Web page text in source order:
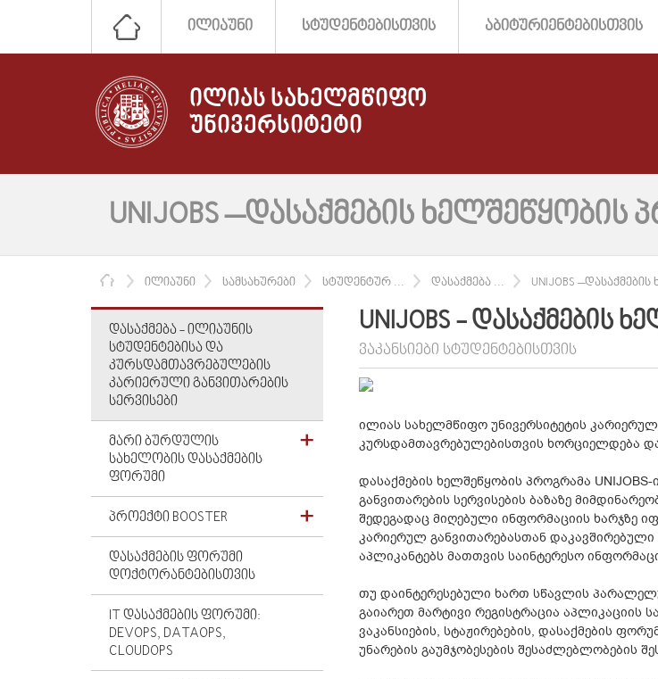
ᲘᲚᲘᲐᲣᲜᲘ ᲡᲢᲣᲓᲔᲜᲢᲔᲑᲘᲡᲗᲕᲘᲡ ᲐᲑᲘᲢᲣᲠᲘᲔᲜᲢᲔᲑᲘᲡᲗᲕᲘᲡ
ᲘᲚᲘᲐᲡ ᲡᲐᲮᲔᲚᲛᲬᲘᲤᲝ
ᲣᲜᲘᲕᲔᲠᲡᲘᲢᲔᲢᲘ
UNIJOBS –ᲓᲐᲡᲐᲥᲛᲔᲑᲘᲡ ᲮᲔᲚᲨᲔᲬᲧᲝᲑᲘᲡ
ᲛᲗᲐᲕᲐᲠᲘ
ᲘᲚᲘᲐᲣᲜᲘ ᲡᲐᲛᲡᲐᲮᲣᲠᲔᲑᲘ ᲡᲢᲣᲓᲔᲜᲢᲣᲠ ... ᲓᲐᲡᲐᲥᲛᲔᲑᲐ ... UNIJOBS
ᲓᲐᲡᲐᲥᲛᲔᲑᲐ - ᲘᲚᲘᲐᲣᲜᲘᲡ
ᲡᲢᲣᲓᲔᲜᲢᲔᲑᲘᲡᲐ ᲓᲐ
ᲙᲣᲠᲡᲓᲐᲛᲗᲐᲕᲠᲔᲑᲣᲚᲔᲑᲘᲡ
ᲙᲐᲠᲘᲔᲠᲣᲚᲘ ᲒᲐᲜᲕᲘᲗᲐᲠᲔᲑᲘᲡ
ᲡᲔᲠᲕᲘᲡᲔᲑᲘ
ᲛᲐᲠᲘ ᲑᲣᲠᲓᲣᲚᲘᲡ
ᲡᲐᲮᲔᲚᲝᲑᲘᲡ ᲓᲐᲡᲐᲥᲛᲔᲑᲘᲡ
ᲤᲝᲠᲣᲛᲘ
ᲞᲠᲝᲔᲥᲢᲘ BOOSTER
ᲓᲐᲡᲐᲥᲛᲔᲑᲘᲡ ᲤᲝᲠᲣᲛᲘ
ᲓᲝᲥᲢᲝᲠᲐᲜᲢᲔᲑᲘᲡᲗᲕᲘᲡ
IT ᲓᲐᲡᲐᲥᲛᲔᲑᲘᲡ ᲤᲝᲠᲣᲛᲘ:
DEVOPS, DATAOPS,
CLOUDOPS
UNIJOBS - ᲓᲐᲡᲐᲥᲛᲔᲑᲘᲡ
ᲕᲐᲙᲐᲜᲡᲘᲔᲑᲘ ᲡᲢᲣᲓᲔᲜᲢᲔᲑᲘᲡᲗᲕᲘᲡ
ილიას სახელმწიფო უნივერსიტეტის
კურსდამთავრებულებისთვის ხორციელდება
დასაქმების ხელშეწყობის პროგრამა
განვითარების სერვისების ბაზაზე
შედეგადაც მიღებული ინფორმაციის ხარჯზე
კარიერულ განვითარებასთან
აპლიკანტებს მათთვის საინტერესო
თუ დაინტერესებული ხართ სწავლის
გაიარეთ მარტივი რეგისტრაცია
ვაკანსიების, სტაჟირებების, დასაქმების
უნარების გაუმჯობესების შესაძლებლობების